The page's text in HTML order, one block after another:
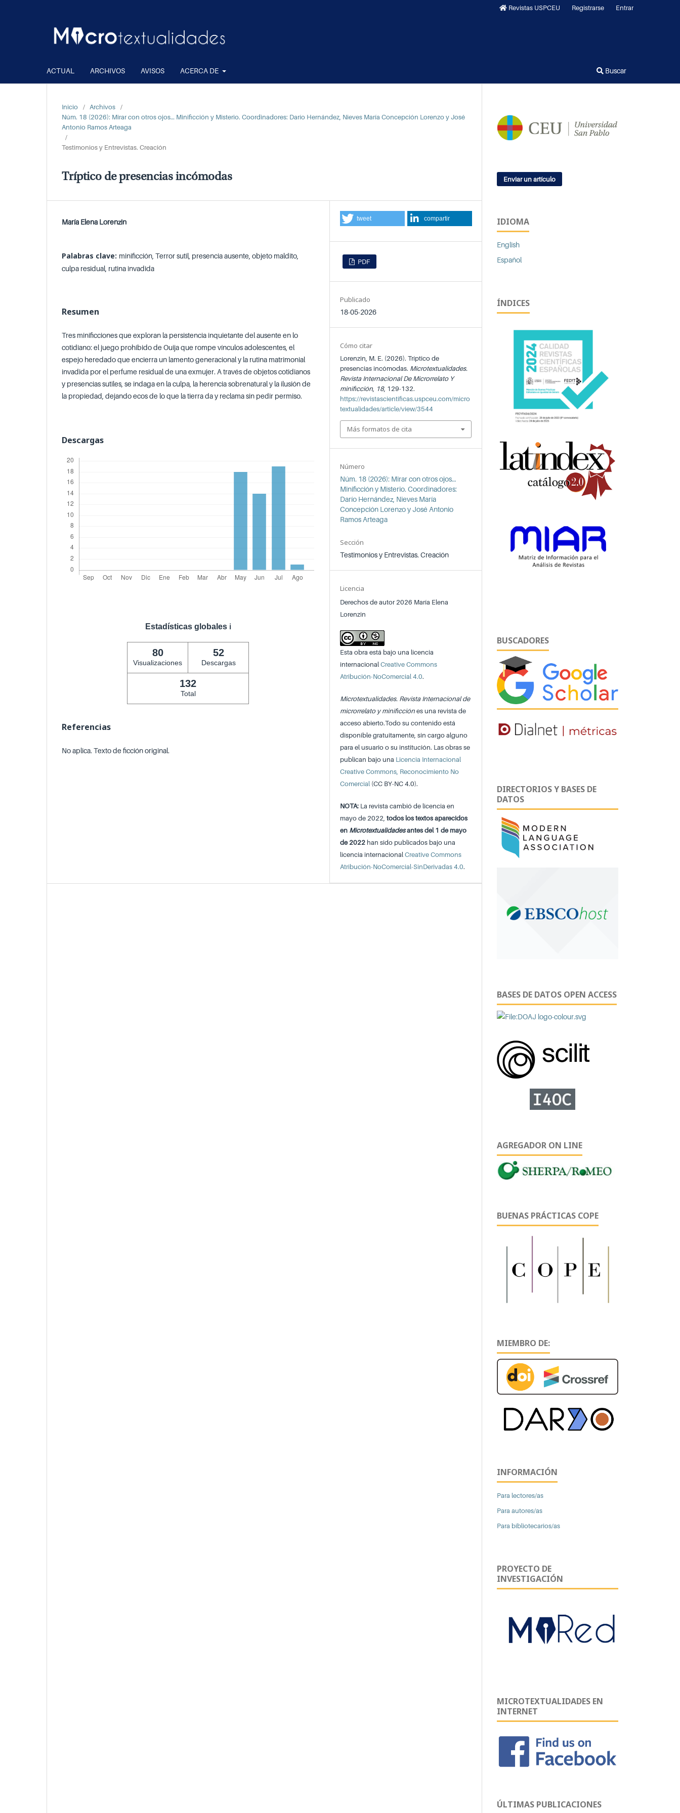
ACTUAL ARCHIVOS AVISOS ACERCA DE Buscar
Revistas USPCEU Registrarse Entrar
Inicio / Archivos
/
Núm. 18 (2026): Mirar con otros ojos… Minificción y Misterio. Coordinadores: Darío Hernández, Nieves María Concepción Lorenzo y José
Antonio Ramos Arteaga
/
Testimonios y Entrevistas. Creación
Tríptico de presencias incómodas
María Elena Lorenzin
Palabras clave: minificción, Terror sutil, presencia ausente, objeto maldito,
culpa residual, rutina invadida
Resumen
Tres minificciones que exploran la persistencia inquietante del ausente en lo
cotidiano: el juego prohibido de Ouija que rompe vínculos adolescentes, el
espejo heredado que encierra un lamento generacional y la rutina matrimonial
invadida por el perfume residual de una exmujer. A través de objetos cotidianos
y presencias sutiles, se indaga en la culpa, la herencia sobrenatural y la ilusión de
la propiedad, dejando ecos de lo que la tierra da y reclama sin pedir permiso.
Descargas
Estadísticas globales ℹ️
80
Visualizaciones
52
Descargas
132
Total
Referencias
No aplica. Texto de ficción original.
PDF
Publicado
18-05-2026
Número
Núm. 18 (2026): Mirar con otros ojos…
Minificción y Misterio. Coordinadores:
Darío Hernández, Nieves María
Concepción Lorenzo y José Antonio
Ramos Arteaga
Sección
Testimonios y Entrevistas. Creación
Licencia
Derechos de autor 2026 María Elena
Lorenzin
Esta obra está bajo una licencia
internacionalCreative Commons
Atribución-NoComercial 4.0.
Microtextualidades. Revista Internacional de
microrrelato y minificciónes una revista de
acceso abierto.Todo su contenido está
disponible gratuitamente, sin cargo alguno
para el usuario o su institución. Las obras se
publican bajo una Licencia Internacional
Creative Commons, Reconocimiento No
Comercial (CC BY-NC 4.0).
NOTA: La revista cambió de licencia en
mayo de 2022,todos los textos aparecidos
en Microtextualidadesantes del 1 de mayo
de 2022 han sido publicados bajo una
licencia internacionalCreative Commons
Atribución-NoComercial-SinDerivadas 4.0.
Cómo citar
Lorenzin, M. E. (2026). Tríptico de
presencias incómodas. Microtextualidades.
Revista Internacional De Microrrelato Y
minificción 18, 129-132.
https://revistascientificas.uspceu.com/micro
textualidades/article/view/3544
Más formatos de cita
tweet compartir
Enviar un artículo
IDIOMA
English
Español
ÍNDICES
BUSCADORES
DIRECTORIOS Y BASES DE
DATOS
BASES DE DATOS OPEN ACCESS
AGREGADOR ON LINE
BUENAS PRÁCTICAS COPE
MIEMBRO DE:
INFORMACIÓN
Para lectores/as
Para autores/as
Para bibliotecarios/as
PROYECTO DE
INVESTIGACIÓN
MICROTEXTUALIDADES EN
INTERNET
ÚLTIMAS PUBLICACIONES